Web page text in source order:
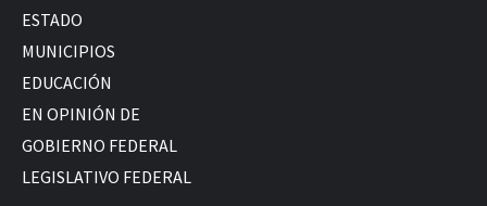
ESTADO
MUNICIPIOS
EDUCACIÓN
EN OPINIÓN DE
GOBIERNO FEDERAL
LEGISLATIVO FEDERAL